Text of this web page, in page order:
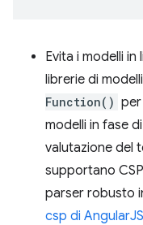
Evita i modelli
librerie di
Function()
modelli in fase
valutazione del
supportano
parser robusto
csp di AngularJS